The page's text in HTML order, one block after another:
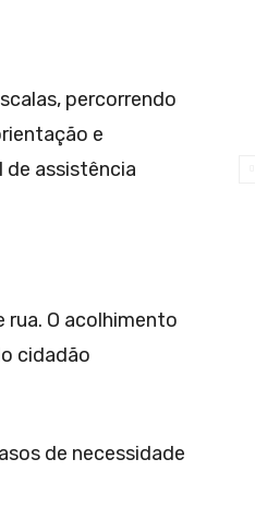
percorrendo
e
de assistência
O acolhimento
cidadão
de necessidade